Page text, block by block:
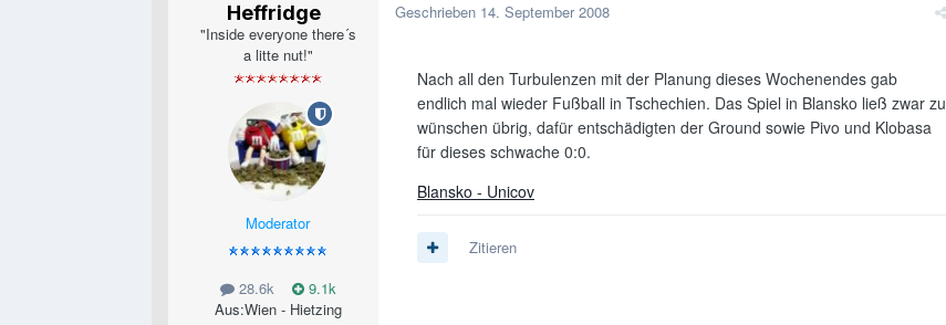
Heffridge
"Inside everyone there´s
a litte nut!"
Moderator
28.6k
9.1k
Aus:Wien - Hietzing
Geschrieben 14. September 2008
Nach all den Turbulenzen mit der Planung dieses Wochenendes gab
endlich mal wieder Fußball in Tschechien. Das Spiel in Blansko ließ zwar zu
wünschen übrig, dafür entschädigten der Ground sowie Pivo und Klobasa
für dieses schwache 0:0.
Blansko - Unicov
Zitieren